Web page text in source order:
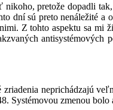
pretože dopadli
dní sú preto nenáležité
Z tohto aspektu sa mi
zriadenia neprichádzajú
Systémovou zmenou